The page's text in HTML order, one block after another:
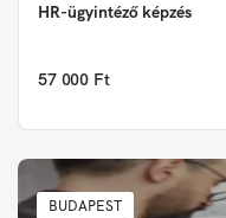
HR-ügyintéző képzés
57 000 Ft
BUDAPEST